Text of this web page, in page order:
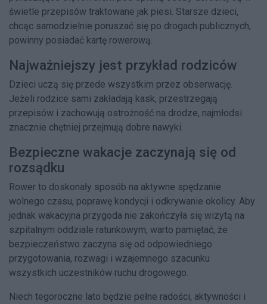
świetle przepisów traktowane jak piesi. Starsze dzieci,
chcąc samodzielnie poruszać się po drogach publicznych,
powinny posiadać kartę rowerową.
Najważniejszy jest przykład rodziców
Dzieci uczą się przede wszystkim przez obserwację.
Jeżeli rodzice sami zakładają kask, przestrzegają
przepisów i zachowują ostrożność na drodze, najmłodsi
znacznie chętniej przejmują dobre nawyki.
Bezpieczne wakacje zaczynają się od
rozsądku
Rower to doskonały sposób na aktywne spędzanie
wolnego czasu, poprawę kondycji i odkrywanie okolicy. Aby
jednak wakacyjna przygoda nie zakończyła się wizytą na
szpitalnym oddziale ratunkowym, warto pamiętać, że
bezpieczeństwo zaczyna się od odpowiedniego
przygotowania, rozwagi i wzajemnego szacunku
wszystkich uczestników ruchu drogowego.
Niech tegoroczne lato będzie pełne radości, aktywności i